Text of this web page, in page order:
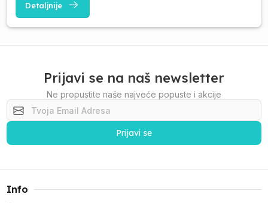
Detaljnije
Prijavi se na naš newsletter
Ne propustite naše najveće popuste i akcije
Prijavi se
Info